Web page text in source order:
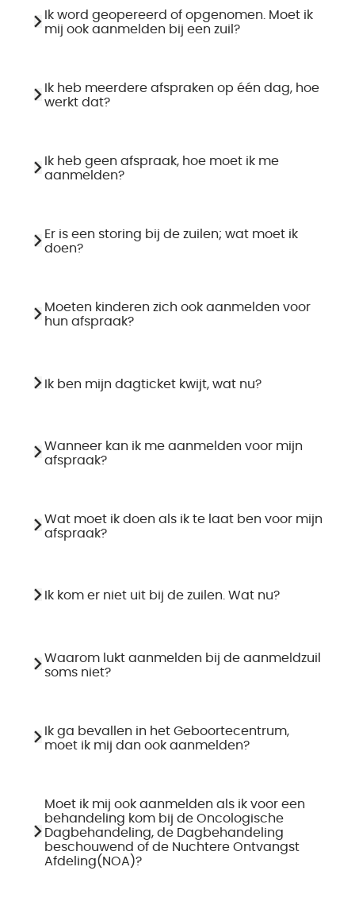
Ik word geopereerd of opgenomen. Moet ik
mij ook aanmelden bij een zuil?
Ik heb meerdere afspraken op één dag, hoe
werkt dat?
Ik heb geen afspraak, hoe moet ik me
aanmelden?
Er is een storing bij de zuilen; wat moet ik
doen?
Moeten kinderen zich ook aanmelden voor
hun afspraak?
Ik ben mijn dagticket kwijt, wat nu?
Wanneer kan ik me aanmelden voor mijn
afspraak?
Wat moet ik doen als ik te laat ben voor mijn
afspraak?
Ik kom er niet uit bij de zuilen. Wat nu?
Waarom lukt aanmelden bij de aanmeldzuil
soms niet?
Ik ga bevallen in het Geboortecentrum,
moet ik mij dan ook aanmelden?
Moet ik mij ook aanmelden als ik voor een
behandeling kom bij de Oncologische
Dagbehandeling, de Dagbehandeling
beschouwend of de Nuchtere Ontvangst
Afdeling(NOA)?